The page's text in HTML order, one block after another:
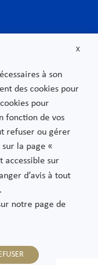
X
à son
des cookies pour
pour
fonction de vos
refuser ou gérer
la page «
accessible sur
d’avis à tout
notre page de